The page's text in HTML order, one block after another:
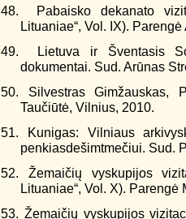
48.
Pabaisko dekanato
Lituaniae“, Vol. IX).
49.
Lietuva ir Šventasis
dokumentai. Sud. Arūnas
50. Silvestras Gimžauskas,
Taučiūtė, Vilnius, 2010.
51. Kunigas: Vilniaus
penkiasdešimtmečiui. Sud.
52. Žemaičių vyskupijos
Lituaniae“, Vol. X).
53. Žemaičių vyskupijos